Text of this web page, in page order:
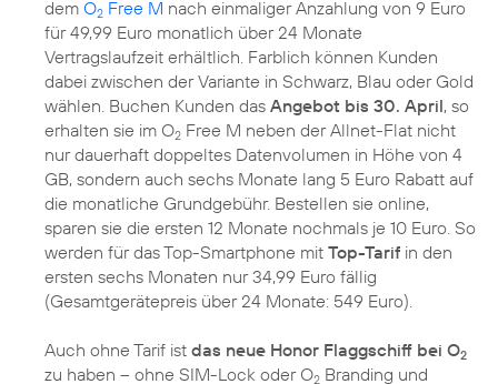
dem O2 Free M nach einmaliger Anzahlung von 9 Euro
für 49,99 Euro monatlich über 24 Monate
Vertragslaufzeit erhältlich. Farblich können Kunden
dabei zwischen der Variante in Schwarz, Blau oder Gold
wählen. Buchen Kunden das Angebot bis 30. April, so
erhalten sie im O2 Free M neben der Allnet-Flat nicht
nur dauerhaft doppeltes Datenvolumen in Höhe von 4
GB, sondern auch sechs Monate lang 5 Euro Rabatt auf
die monatliche Grundgebühr. Bestellen sie online,
sparen sie die ersten 12 Monate nochmals je 10 Euro. So
werden für das Top-Smartphone mit Top-Tarif in den
ersten sechs Monaten nur 34,99 Euro fällig
(Gesamtgerätepreis über 24 Monate: 549 Euro).
Auch ohne Tarif ist das neue Honor Flaggschiff bei O2
zu haben – ohne SIM-Lock oder O2 Branding und